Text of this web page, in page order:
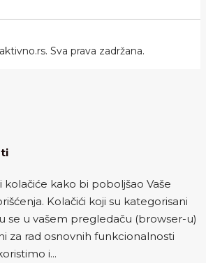
Sva prava zadržana.
kolačiće kako bi poboljšao Vaše
Kolačići koji su kategorisani
se u vašem pregledaču (browser-u)
za rad osnovnih funkcionalnosti
i...